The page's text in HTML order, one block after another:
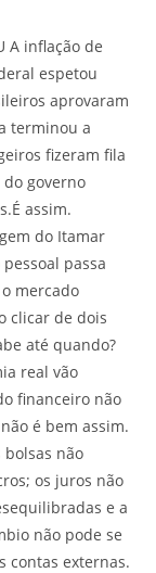
A inflação de
espetou
aprovaram
terminou a
fizeram fila
governo
assim.
do Itamar
passa
mercado
clicar de dois
até quando?
real vão
financeiro não
é bem assim.
bolsas não
os juros não
e a
não pode se
contas externas.